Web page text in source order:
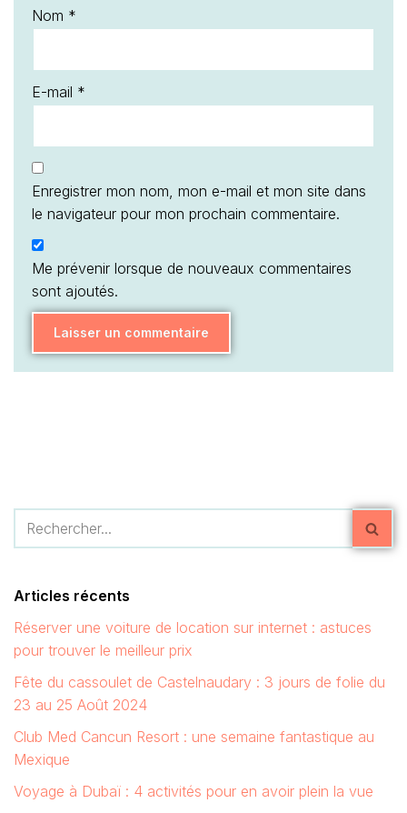
Nom *
E-mail *
Enregistrer mon nom, mon e-mail et mon site dans
le navigateur pour mon prochain commentaire.
Me prévenir lorsque de nouveaux commentaires
sont ajoutés.
Articles récents
Réserver une voiture de location sur internet : astuces
pour trouver le meilleur prix
Fête du cassoulet de Castelnaudary : 3 jours de folie du
23 au 25 Août 2024
Club Med Cancun Resort : une semaine fantastique au
Mexique
Voyage à Dubaï : 4 activités pour en avoir plein la vue